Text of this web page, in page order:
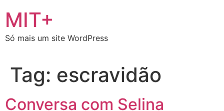
para
conteúdo
MIT+
Só mais um site WordPress
Tag: escravidão
Conversa com Selina